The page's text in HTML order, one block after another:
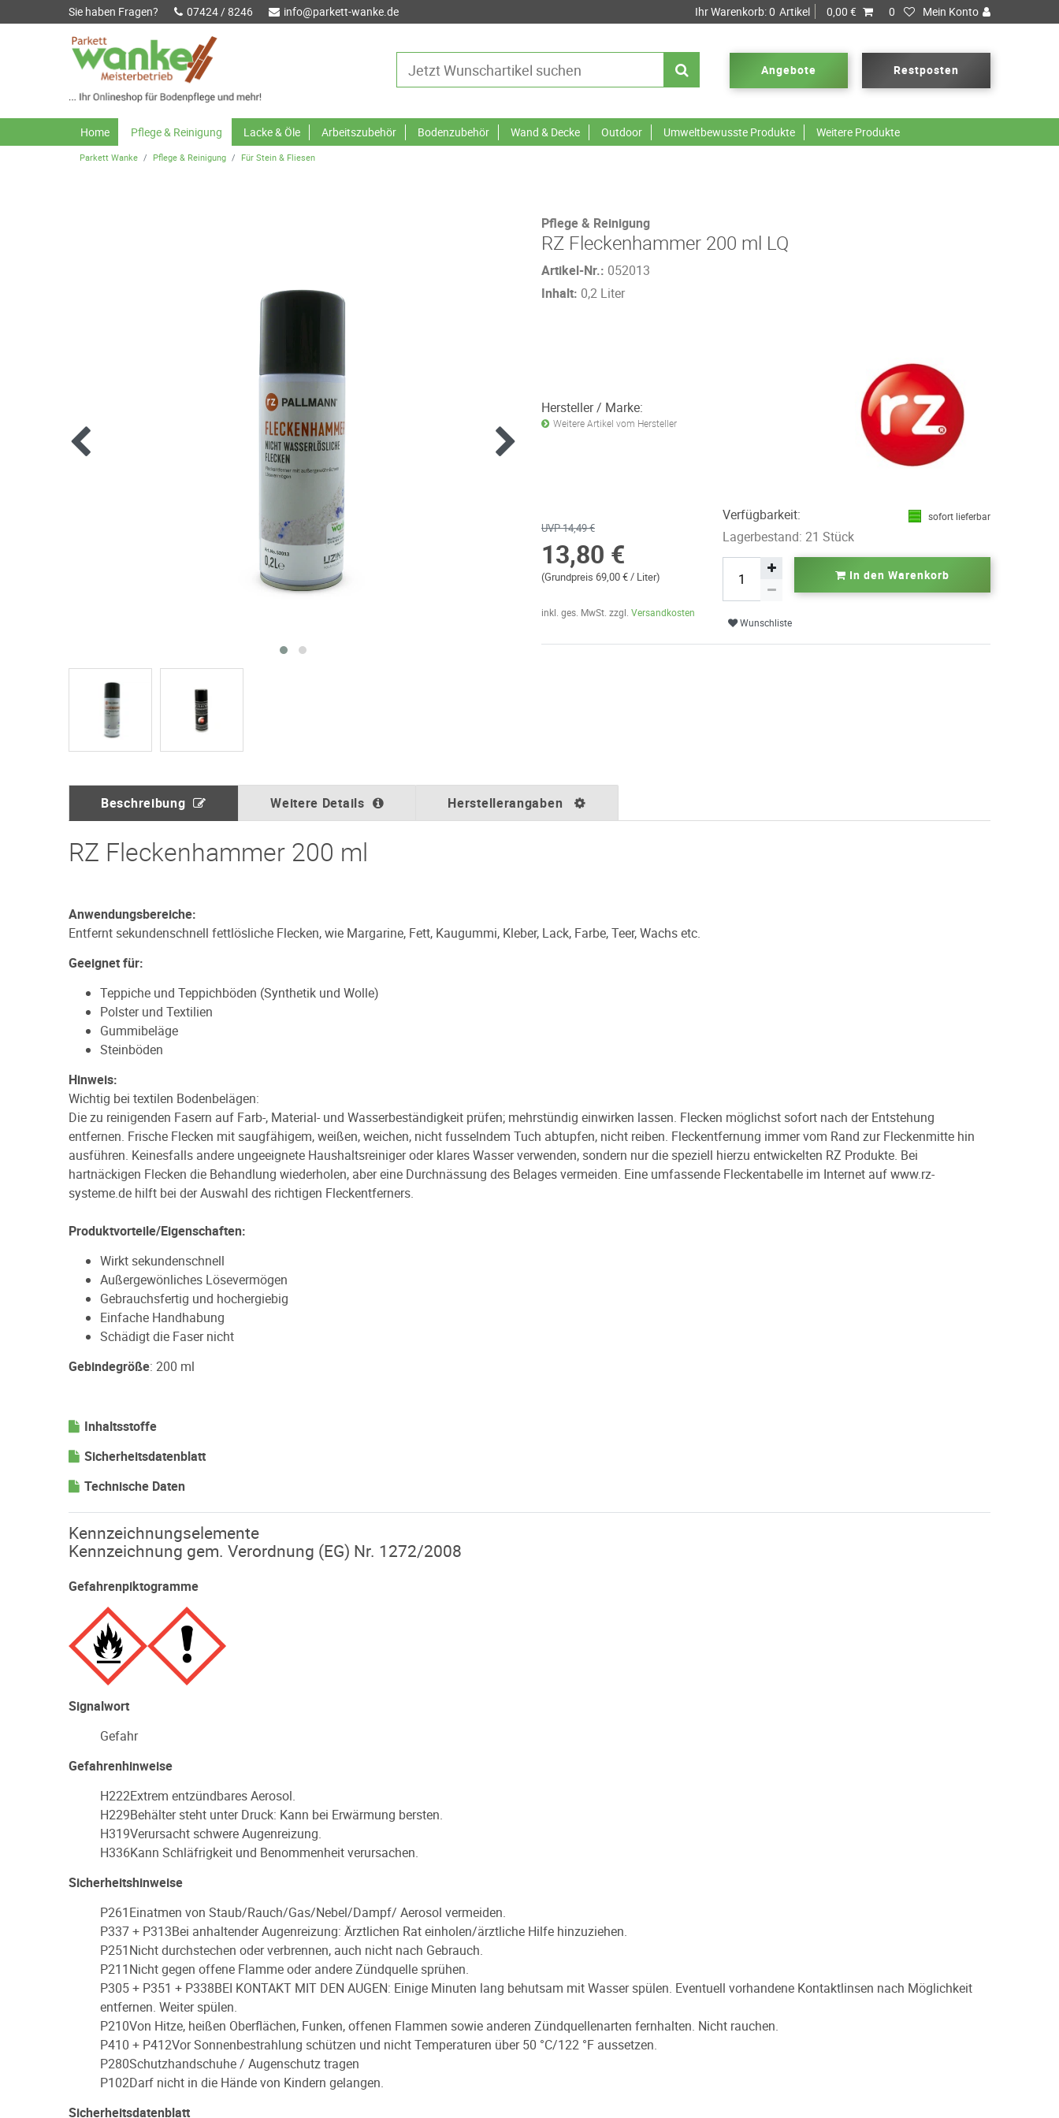
Sie haben Fragen? 07424 / 8246 info@parkett-wanke.de Mein Konto
0
Ihr Warenkorb:0 Artikel 0,00 €
Angebote Restposten
Home Pflege & Reinigung Lacke & Öle Arbeitszubehör Bodenzubehör Wand & Decke Outdoor Umweltbewusste Produkte Weitere Produkte
Parkett Wanke Pflege & Reinigung Für Stein & Fliesen
Pflege & Reinigung
RZ Fleckenhammer 200 ml LQ
Artikel-Nr.: 052013
Inhalt: 0,2 Liter
Hersteller / Marke:
Weitere Artikel vom Hersteller
UVP 14,49 €
13,80 €
(Grundpreis 69,00 € / Liter)
inkl. ges. MwSt. zzgl. Versandkosten
Verfügbarkeit: sofort lieferbar
Lagerbestand: 21 Stück
In den Warenkorb
Wunschliste
Beschreibung Weitere Details Herstellerangaben
RZ Fleckenhammer 200 ml
Anwendungsbereiche:
Entfernt sekundenschnell fettlösliche Flecken, wie Margarine, Fett, Kaugummi, Kleber, Lack, Farbe, Teer, Wachs etc.
Geeignet für:
Teppiche und Teppichböden (Synthetik und Wolle)
Polster und Textilien
Gummibeläge
Steinböden
Hinweis:
Wichtig bei textilen Bodenbelägen:
Die zu reinigenden Fasern auf Farb-, Material- und Wasserbeständigkeit prüfen; mehrstündig einwirken lassen. Flecken möglichst sofort nach der Entstehung
entfernen. Frische Flecken mit saugfähigem, weißen, weichen, nicht fusselndem Tuch abtupfen, nicht reiben. Fleckentfernung immer vom Rand zur Fleckenmitte hin
ausführen. Keinesfalls andere ungeeignete Haushaltsreiniger oder klares Wasser verwenden, sondern nur die speziell hierzu entwickelten RZ Produkte. Bei
hartnäckigen Flecken die Behandlung wiederholen, aber eine Durchnässung des Belages vermeiden. Eine umfassende Fleckentabelle im Internet auf www.rz-
systeme.de hilft bei der Auswahl des richtigen Fleckentferners.
Produktvorteile/Eigenschaften:
Wirkt sekundenschnell
Außergewönliches Lösevermögen
Gebrauchsfertig und hochergiebig
Einfache Handhabung
Schädigt die Faser nicht
Gebindegröße: 200 ml
Inhaltsstoffe
Sicherheitsdatenblatt
Technische Daten
Kennzeichnungselemente
Kennzeichnung gem. Verordnung (EG) Nr. 1272/2008
Gefahrenpiktogramme
Signalwort
Gefahr
Gefahrenhinweise
H222Extrem entzündbares Aerosol.
H229Behälter steht unter Druck: Kann bei Erwärmung bersten.
H319Verursacht schwere Augenreizung.
H336Kann Schläfrigkeit und Benommenheit verursachen.
Sicherheitshinweise
P261Einatmen von Staub/Rauch/Gas/Nebel/Dampf/ Aerosol vermeiden.
P337 + P313Bei anhaltender Augenreizung: Ärztlichen Rat einholen/ärztliche Hilfe hinzuziehen.
P251Nicht durchstechen oder verbrennen, auch nicht nach Gebrauch.
P211Nicht gegen offene Flamme oder andere Zündquelle sprühen.
P305 + P351 + P338BEI KONTAKT MIT DEN AUGEN: Einige Minuten lang behutsam mit Wasser spülen. Eventuell vorhandene Kontaktlinsen nach Möglichkeit
entfernen. Weiter spülen.
P210Von Hitze, heißen Oberflächen, Funken, offenen Flammen sowie anderen Zündquellenarten fernhalten. Nicht rauchen.
P410 + P412Vor Sonnenbestrahlung schützen und nicht Temperaturen über 50 °C/122 °F aussetzen.
P280Schutzhandschuhe / Augenschutz tragen
P102Darf nicht in die Hände von Kindern gelangen.
Sicherheitsdatenblatt